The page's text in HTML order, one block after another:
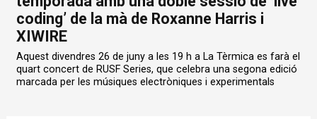
coding’ de la mà de Roxanne Harris i
XIWIRE
Aquest divendres 26 de juny a les 19 h a La Tèrmica es farà el
quart concert de RUSF Series, que celebra una segona edició
marcada per les músiques electròniques i experimentals